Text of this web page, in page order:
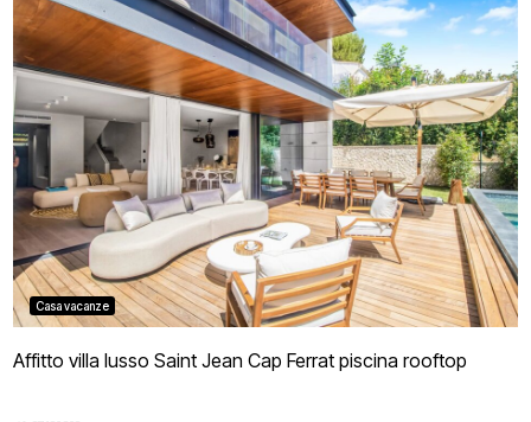
Casa vacanze
Affitto villa lusso Saint Jean Cap Ferrat piscina rooftop